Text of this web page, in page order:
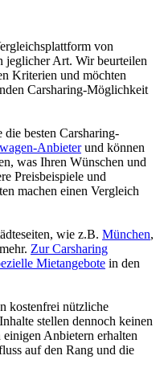
von
jeglicher Art. Wir beurteilen
Kriterien und möchten
Carsharing-Möglichkeit
besten Carsharing-
Anbieterund können
was Ihren Wünschen und
Preisbeispiele und
machen einen Vergleich
wie z.B. München,
Zur Carsharing
Mietangebote in den
kostenfrei nützliche
stellen dennoch keinen
Anbietern erhalten
auf den Rang und die